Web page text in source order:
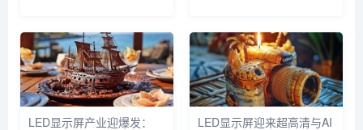
管）芯片成本同比下降31%，首
次逼近商用临界点。三星、
LG、京东方等巨头相继宣布其
Micro LED产线良率突破
99.9%，而国内厂商三安光电、
华灿光电的MIP（Micro in
Package）封装方案已实现月产
升至85%以上，而巨量转移设备
的单小时产能突破200万颗，这
直接推动Micro LED显示模组的
综合成本下降超过40%。三星、
LG以及国内京东方、利亚德等
厂商，均在近期相继发布了针对
商业显示与高端家用市场的
LED显示屏产业迎爆发：
LED显示屏迎来超高清与AI